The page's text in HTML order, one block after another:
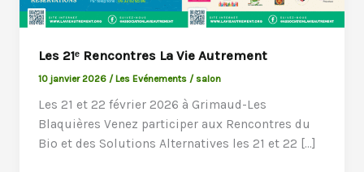
Les 21ᵉ Rencontres La Vie Autrement
10 janvier 2026 /Les Evénements /salon
Les 21 et 22 février 2026 à Grimaud-Les
Blaquières Venez participer aux Rencontres du
Bio et des Solutions Alternatives les 21 et 22 […]